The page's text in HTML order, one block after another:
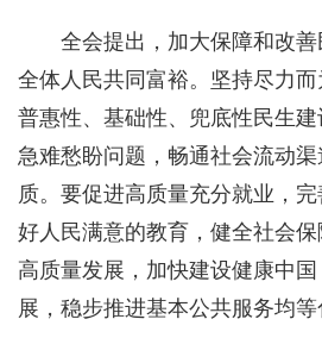
全会提出，加大保障和改
全体人民共同富裕。坚持尽力
普惠性、基础性、兜底性民生
急难愁盼问题，畅通社会流动
质。要促进高质量充分就业，
好人民满意的教育，健全社会
高质量发展，加快建设健康中
展，稳步推进基本公共服务均等